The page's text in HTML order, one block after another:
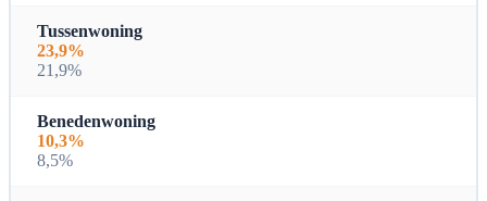
Tussenwoning
23,9%
21,9%
Benedenwoning
10,3%
8,5%